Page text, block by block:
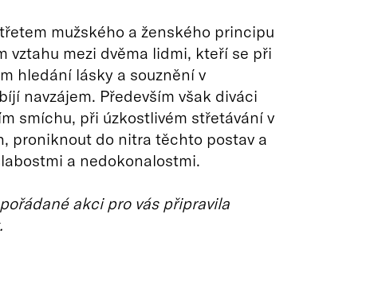
mužského a ženského principu
vztahu mezi dvěma lidmi, kteří se při
hledání lásky a souznění v
navzájem. Především však diváci
smíchu, při úzkostlivém střetávání v
proniknout do nitra těchto postav a
a nedokonalostmi.
akci pro vás připravila